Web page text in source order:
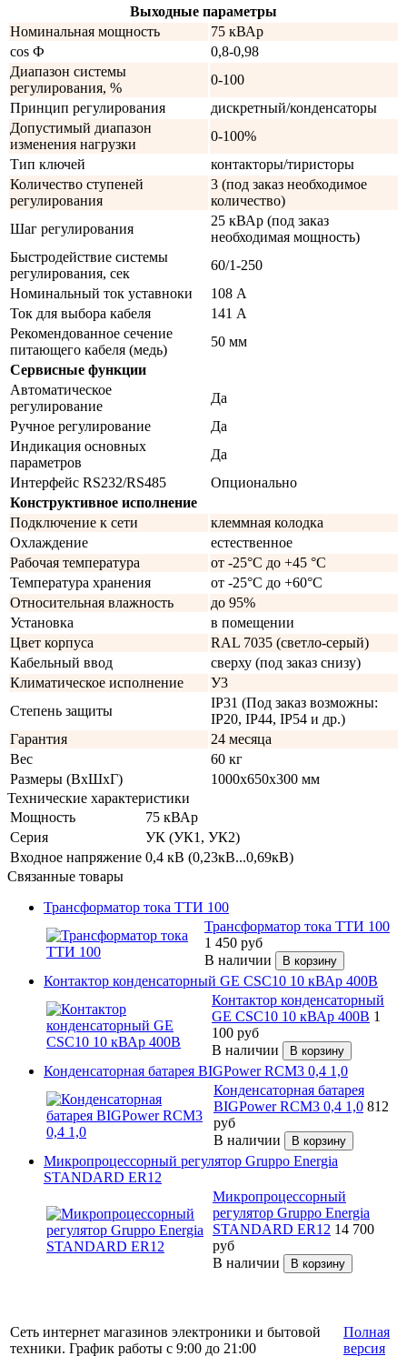
Выходные параметры
Номинальная мощность
75 кВАр
cos Ф
0,8-0,98
Диапазон системы
регулирования, %
0-100
Принцип регулирования
дискретный/конденсаторы
Допустимый диапазон
изменения нагрузки
0-100%
Тип ключей
контакторы/тиристоры
Количество ступеней
регулирования
3 (под заказ необходимое
количество)
Шаг регулирования
25 кВАр (под заказ
необходимая мощность)
Быстродействие системы
регулирования, сек
60/1-250
Номинальный ток уставноки
108 А
Ток для выбора кабеля
141 А
Рекомендованное сечение
питающего кабеля (медь)
50 мм
Сервисные функции
Автоматическое
регулирование
Да
Ручное регулирование
Да
Индикация основных
параметров
Да
Интерфейс RS232/RS485
Опционально
Конструктивное исполнение
Подключение к сети
клеммная колодка
Охлаждение
естественное
Рабочая температура
от -25°C до +45 °C
Температура хранения
от -25°C до +60°C
Относительная влажность
до 95%
Установка
в помещении
Цвет корпуса
RAL 7035 (светло-серый)
Кабельный ввод
сверху (под заказ снизу)
Климатическое исполнение
У3
Степень защиты
IP31 (Под заказ возможны:
IP20, IP44, IP54 и др.)
Гарантия
24 месяца
Вес
60 кг
Размеры (ВхШхГ)
1000х650х300 мм
Технические характеристики
Мощность
75 кВАр
Серия
УК (УК1, УК2)
Входное напряжение 0,4 кВ (0,23кВ...0,69кВ)
Связанные товары
Трансформатор тока ТТИ 100
Трансформатор тока ТТИ 100
1 450 руб
В наличии
Контактор конденсаторный GE CSC10 10 кВАр 400В
Контактор конденсаторный
GE CSC10 10 кВАр 400В 1
100 руб
В наличии
Конденсаторная батарея BIGPower RCM3 0,4 1,0
Конденсаторная батарея
BIGPower RCM3 0,4 1,0 812
руб
В наличии
Микропроцессорный регулятор Gruppo Energia
STANDARD ER12
Микропроцессорный
регулятор Gruppo Energia
STANDARD ER12 14 700
руб
В наличии
Сеть интернет магазинов электроники и бытовой
техники. График работы с 9:00 до 21:00
Полная
версия